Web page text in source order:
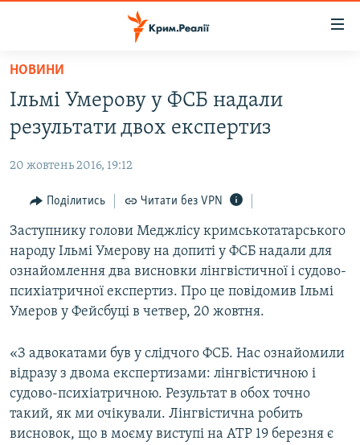
Перейти
основного
матеріалу
Перейти
до
навігації
Перейти
до
пошуку
ВІДЕО ТА ФОТО
ПОЛІТИКА
БЛОГИ
ПОГЛЯД
ІНТЕРВ'Ю
ВСЕ ЗА ДЕНЬ
СПЕЦПРОЕКТИ
ВІДЕОУРОКИ «ELIFBE»
СВІДЧЕННЯ ОКУПАЦІЇ
УКРАЇНСЬКА ПРОБЛЕМА КРИМУ
ЯК ОБІЙТИ БЛОКУВАННЯ
Русский
Qırımtatar
НОВИНИ
Ільмі Умерову у ФСБ надали
результати двох експертиз
20 жовтень 2016, 19:12
Поділитись Читати без VPN
Заступнику голови Меджлісу кримськотатарського
народу Ільмі Умерову на допиті у ФСБ надали для
ознайомлення два висновки лінгвістичної і судово-
психіатричної експертиз. Про це повідомив Ільмі
Умеров у Фейсбуці в четвер, 20 жовтня.
«З адвокатами був у слідчого ФСБ. Нас ознайомили
відразу з двома експертизами: лінгвістичною і
судово-психіатричною. Результат в обох точно
такий, як ми очікували. Лінгвістична робить
висновок, що в моєму виступі на АТР 19 березня є